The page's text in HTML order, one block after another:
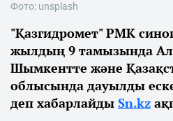
Фото: unsplash
"Қазгидромет" РМК
жылдың 9 тамызында
Шымкентте және
облысында дауылды
деп хабарлайды Sn.kz